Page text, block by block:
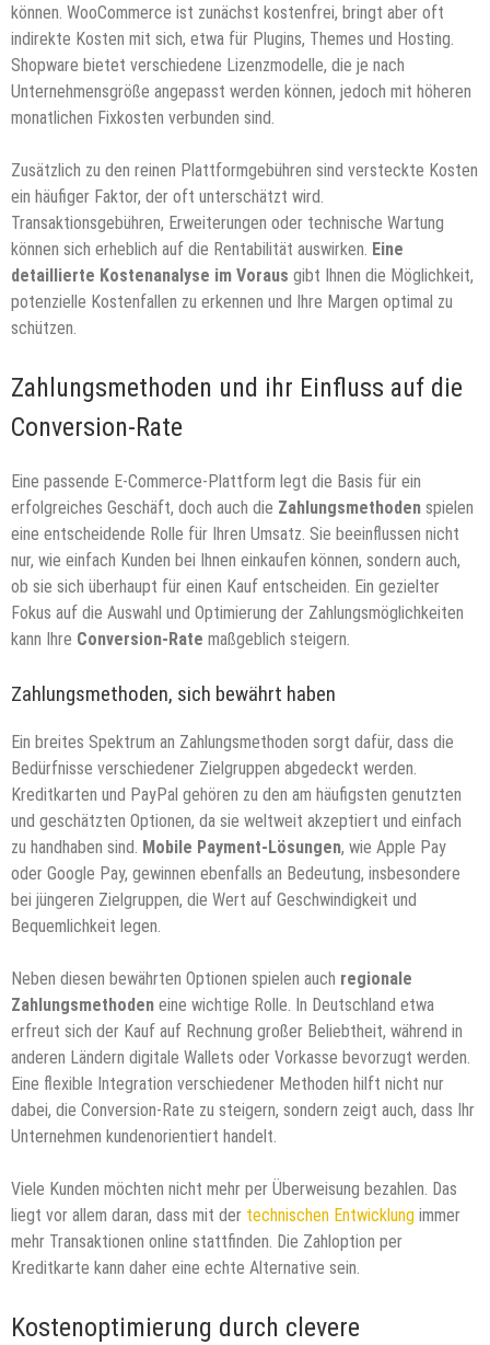
können. WooCommerce ist zunächst kostenfrei, bringt aber oft
indirekte Kosten mit sich, etwa für Plugins, Themes und Hosting.
Shopware bietet verschiedene Lizenzmodelle, die je nach
Unternehmensgröße angepasst werden können, jedoch mit höheren
monatlichen Fixkosten verbunden sind.
Zusätzlich zu den reinen Plattformgebühren sind versteckte Kosten
ein häufiger Faktor, der oft unterschätzt wird.
Transaktionsgebühren, Erweiterungen oder technische Wartung
können sich erheblich auf die Rentabilität auswirken. Eine
detaillierte Kostenanalyse im Voraus gibt Ihnen die Möglichkeit,
potenzielle Kostenfallen zu erkennen und Ihre Margen optimal zu
schützen.
Zahlungsmethoden und ihr Einfluss auf die
Conversion-Rate
Eine passende E-Commerce-Plattform legt die Basis für ein
erfolgreiches Geschäft, doch auch die Zahlungsmethoden spielen
eine entscheidende Rolle für Ihren Umsatz. Sie beeinflussen nicht
nur, wie einfach Kunden bei Ihnen einkaufen können, sondern auch,
ob sie sich überhaupt für einen Kauf entscheiden. Ein gezielter
Fokus auf die Auswahl und Optimierung der Zahlungsmöglichkeiten
kann Ihre Conversion-Rate maßgeblich steigern.
Zahlungsmethoden, sich bewährt haben
Ein breites Spektrum an Zahlungsmethoden sorgt dafür, dass die
Bedürfnisse verschiedener Zielgruppen abgedeckt werden.
Kreditkarten und PayPal gehören zu den am häufigsten genutzten
und geschätzten Optionen, da sie weltweit akzeptiert und einfach
zu handhaben sind. Mobile Payment-Lösungen, wie Apple Pay
oder Google Pay, gewinnen ebenfalls an Bedeutung, insbesondere
bei jüngeren Zielgruppen, die Wert auf Geschwindigkeit und
Bequemlichkeit legen.
Neben diesen bewährten Optionen spielen auch regionale
Zahlungsmethoden eine wichtige Rolle. In Deutschland etwa
erfreut sich der Kauf auf Rechnung großer Beliebtheit, während in
anderen Ländern digitale Wallets oder Vorkasse bevorzugt werden.
Eine flexible Integration verschiedener Methoden hilft nicht nur
dabei, die Conversion-Rate zu steigern, sondern zeigt auch, dass Ihr
Unternehmen kundenorientiert handelt.
Viele Kunden möchten nicht mehr per Überweisung bezahlen. Das
liegt vor allem daran, dass mit der technischen Entwicklung immer
mehr Transaktionen online stattfinden. Die Zahloption per
Kreditkarte kann daher eine echte Alternative sein.
Kostenoptimierung durch clevere